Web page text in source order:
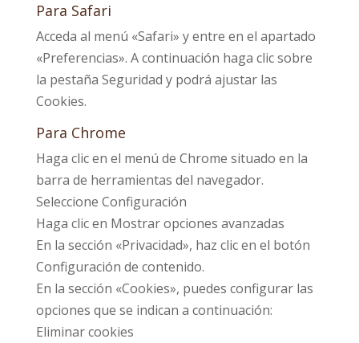
Para Safari
Acceda al menú «Safari» y entre en el apartado
«Preferencias». A continuación haga clic sobre
la pestaña Seguridad y podrá ajustar las
Cookies.
Para Chrome
Haga clic en el menú de Chrome situado en la
barra de herramientas del navegador.
Seleccione Configuración
Haga clic en Mostrar opciones avanzadas
En la sección «Privacidad», haz clic en el botón
Configuración de contenido.
En la sección «Cookies», puedes configurar las
opciones que se indican a continuación:
Eliminar cookies